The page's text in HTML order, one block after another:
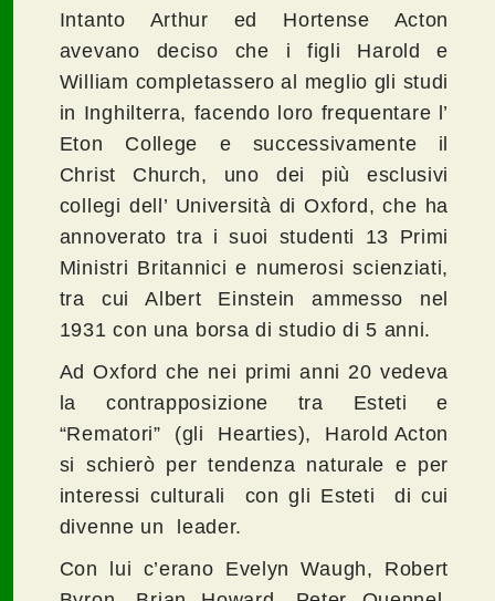
Intanto Arthur ed Hortense Acton
avevano deciso che i figli Harold e
William completassero al meglio gli studi
in Inghilterra, facendo loro frequentare l’
Eton College e successivamente il
Christ Church, uno dei più esclusivi
collegi dell’ Università di Oxford, che ha
annoverato tra i suoi studenti 13 Primi
Ministri Britannici e numerosi scienziati,
tra cui Albert Einstein ammesso nel
1931 con una borsa di studio di 5 anni.
Ad Oxford che nei primi anni 20 vedeva
la contrapposizione tra Esteti e
“Rematori” (gli Hearties), Harold Acton
si schierò per tendenza naturale e per
interessi culturali con gli Esteti di cui
divenne un leader.
Con lui c’erano Evelyn Waugh, Robert